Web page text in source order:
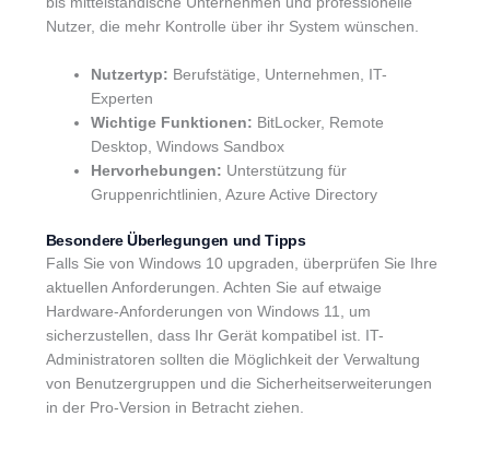
Nutzer, die mehr Kontrolle über ihr System wünschen.
Nutzertyp: Berufstätige, Unternehmen, IT-
Experten
Wichtige Funktionen: BitLocker, Remote
Desktop, Windows Sandbox
Hervorhebungen: Unterstützung für
Gruppenrichtlinien, Azure Active Directory
Besondere Überlegungen und Tipps
Falls Sie von Windows 10 upgraden, überprüfen Sie Ihre
aktuellen Anforderungen. Achten Sie auf etwaige
Hardware-Anforderungen von Windows 11, um
sicherzustellen, dass Ihr Gerät kompatibel ist. IT-
Administratoren sollten die Möglichkeit der Verwaltung
von Benutzergruppen und die Sicherheitserweiterungen
in der Pro-Version in Betracht ziehen.